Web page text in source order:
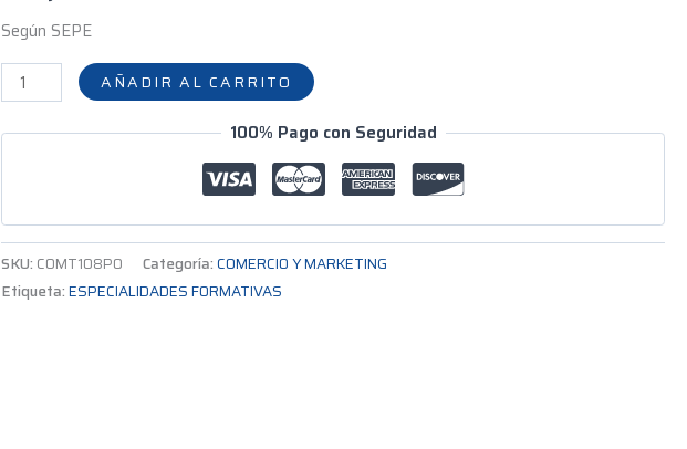
Según SEPE
AÑADIR AL CARRITO
100% Pago con Seguridad
SKU: COMT108PO Categoría:COMERCIO Y MARKETING
Etiqueta:ESPECIALIDADES FORMATIVAS